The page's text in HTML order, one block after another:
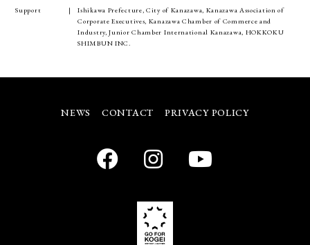
Support
Ishikawa Prefecture, City of Kanazawa, Kanazawa Association of
Corporate Executives, Kanazawa Chamber of Commerce and
Industry, Junior Chamber International Kanazawa, HOKKOKU
SHIMBUN INC.
NEWS CONTACT PRIVACY POLICY